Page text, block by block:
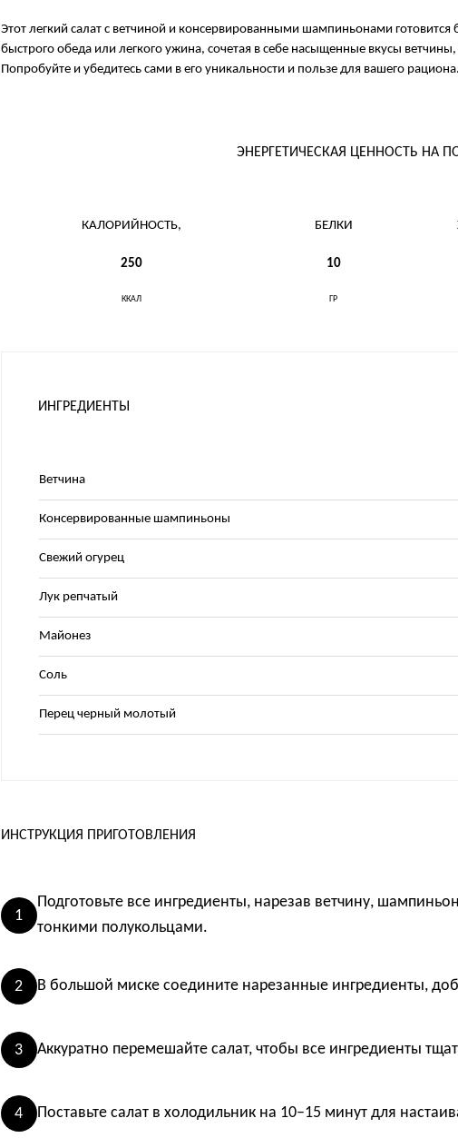
Этот легкий салат с ветчиной и консервированными шампиньонами
быстрого обеда или легкого ужина, сочетая в себе насыщенные вкусы
Попробуйте и убедитесь сами в его уникальности и пользе для вашего рациона.
ЭНЕРГЕТИЧЕСКАЯ ЦЕННОСТЬ НА
КАЛОРИЙНОСТЬ, БЕЛКИ
250 10
ККАЛ ГР
ИНГРЕДИЕНТЫ
Ветчина
Консервированные шампиньоны
Свежий огурец
Лук репчатый
Майонез
Соль
Перец черный молотый
ИНСТРУКЦИЯ ПРИГОТОВЛЕНИЯ
1
Подготовьте все ингредиенты, нарезав ветчину,
тонкими полукольцами.
2 В большой миске соедините нарезанные ингредиенты,
3 Аккуратно перемешайте салат, чтобы все ингредиенты
4 Поставьте салат в холодильник на 10–15 минут для